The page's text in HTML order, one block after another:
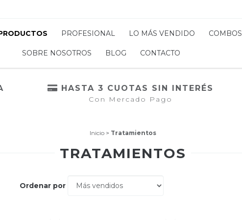
PROFESIONAL LO MÁS VENDIDO COMBOS
SOBRE NOSOTROS BLOG CONTACTO
HASTA 3 CUOTAS SIN INTERÉS
Con Mercado Pago
Inicio > Tratamientos
TRATAMIENTOS
Ordenar por